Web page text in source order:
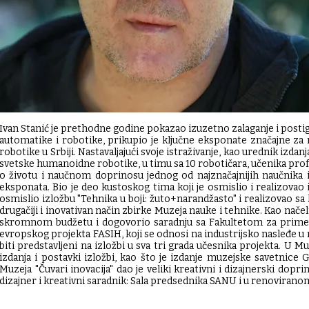
Ivan Stanić je prethodne godine pokazao izuzetno zalaganje i
automatike i robotike, prikupio je ključne eksponate značajne
robotike u Srbiji. Nastavaljajući svoje istraživanje, kao urednik
svetske humanoidne robotike, u timu sa 10 robotičara, učenika
o životu i naučnom doprinosu jednog od najznačajnijih
eksponata. Bio je deo kustoskog tima koji je osmislio i
osmislio izložbu "Tehnika u boji: žuto+narandžasto" i realizovao
drugačiji i inovativan način zbirke Muzeja nauke i tehnike. Kao
skromnom budžetu i dogovorio saradnju sa Fakultetom za
evropskog projekta FASIH, koji se odnosi na industrijsko nasleđe
biti predstavljeni na izložbi u sva tri grada učesnika projekta. U
izdanja i postavki izložbi, kao što je izdanje muzejske savetnice
Muzeja "Čuvari inovacija" dao je veliki kreativni i dizajnerski
dizajner i kreativni saradnik: Sala predsednika SANU i u